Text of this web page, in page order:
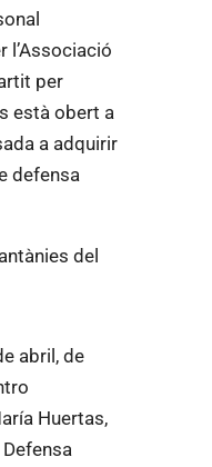
l’Associació
per
està obert a
a adquirir
defensa
del
abril, de
Huertas,